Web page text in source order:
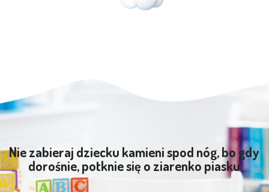
Nie zabieraj dziecku kamieni spod nóg, bo gdy
dorośnie, potknie się o ziarenko piasku